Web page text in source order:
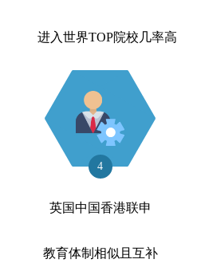
进入世界TOP院校几率高
4
英国中国香港联申
教育体制相似且互补